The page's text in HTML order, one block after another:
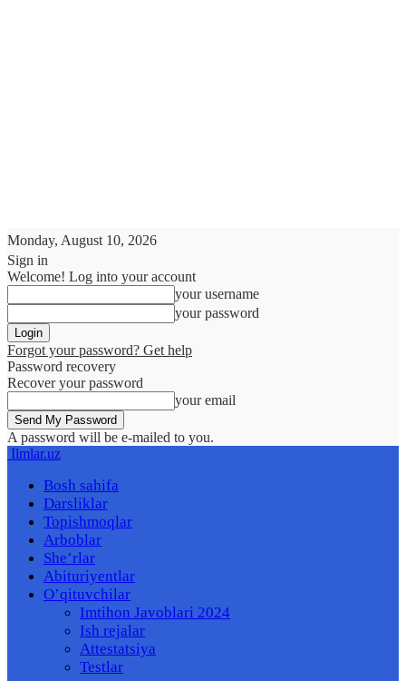
Monday, August 10, 2026
Sign in
Welcome! Log into your account
your username
your password
Forgot your password? Get help
Password recovery
Recover your password
your email
A password will be e-mailed to you.
Ilmlar.uz
Bosh sahifa
Darsliklar
Topishmoqlar
Arboblar
She’rlar
Abituriyentlar
O’qituvchilar
Imtihon Javoblari 2024
Ish rejalar
Attestatsiya
Testlar